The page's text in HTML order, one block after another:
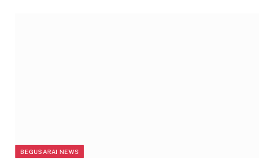
BEGUSARAI NEWS